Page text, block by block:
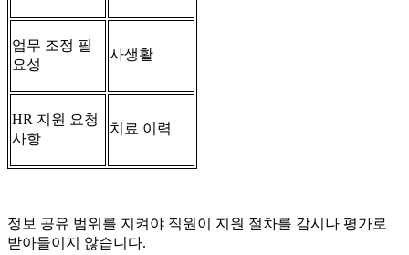
업무 조정 필
요성
사생활
HR 지원 요청
사항
치료 이력
정보 공유 범위를 지켜야 직원이 지원 절차를 감시나 평가로
받아들이지 않습니다.